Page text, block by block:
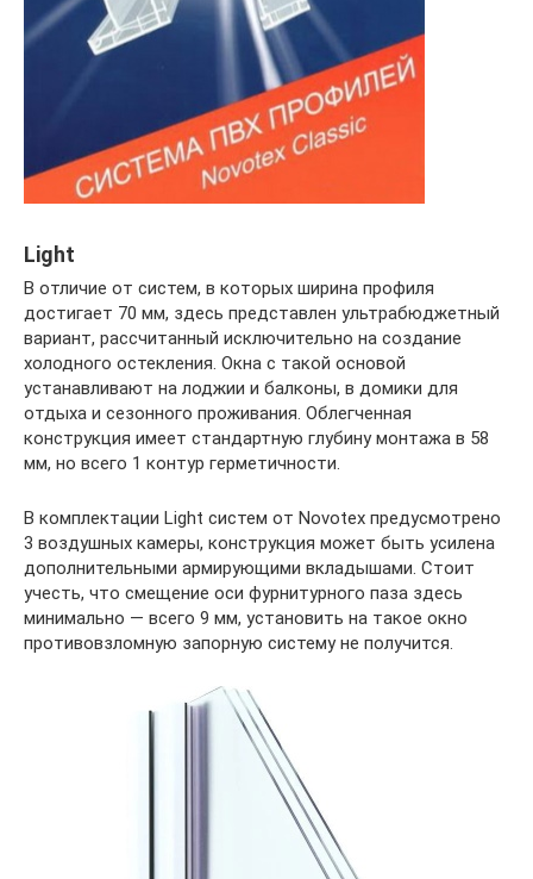
Light
В отличие от систем, в которых ширина профиля
достигает 70 мм, здесь представлен ультрабюджетный
вариант, рассчитанный исключительно на создание
холодного остекления. Окна с такой основой
устанавливают на лоджии и балконы, в домики для
отдыха и сезонного проживания. Облегченная
конструкция имеет стандартную глубину монтажа в 58
мм, но всего 1 контур герметичности.
В комплектации Light систем от Novotex предусмотрено
3 воздушных камеры, конструкция может быть усилена
дополнительными армирующими вкладышами. Стоит
учесть, что смещение оси фурнитурного паза здесь
минимально — всего 9 мм, установить на такое окно
противовзломную запорную систему не получится.